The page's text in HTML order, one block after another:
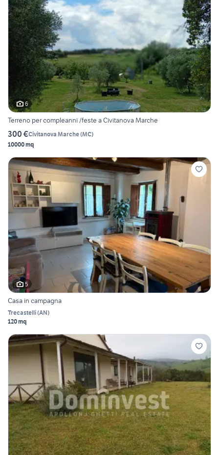
6
Terreno per compleanni /feste a Civitanova Marche
300 €Civitanova Marche(MC)
10000 mq
5
Casa in campagna
Trecastelli(AN)
120 mq